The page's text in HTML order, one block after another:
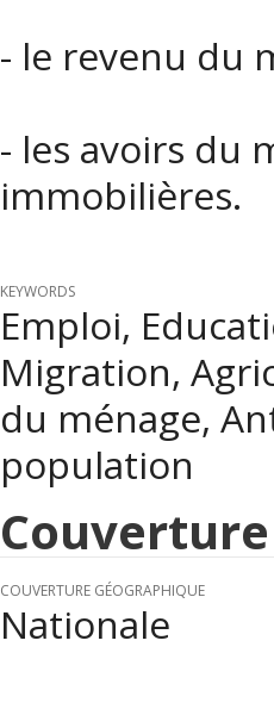
- le revenu du
- les avoirs du
immobilières.
KEYWORDS
Emploi,
Migration,
du ménage,
population
Couverture
COUVERTURE GÉOGRAPHIQUE
Nationale